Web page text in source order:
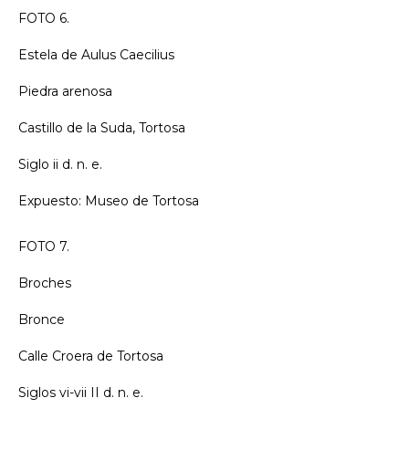
FOTO 6.
Estela de Aulus Caecilius
Piedra arenosa
Castillo de la Suda, Tortosa
Siglo ii d. n. e.
Expuesto: Museo de Tortosa
FOTO 7.
Broches
Bronce
Calle Croera de Tortosa
Siglos vi-vii II d. n. e.